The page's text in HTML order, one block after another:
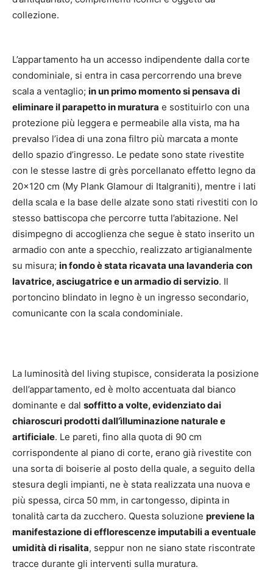
collezione.
L’appartamento ha un accesso indipendente dalla corte
condominiale, si entra in casa percorrendo una breve
scala a ventaglio; in un primo momento si pensava di
eliminare il parapetto in muratura e sostituirlo con una
protezione più leggera e permeabile alla vista, ma ha
prevalso l’idea di una zona filtro più marcata a monte
dello spazio d’ingresso. Le pedate sono state rivestite
con le stesse lastre di grès porcellanato effetto legno da
20×120 cm (My Plank Glamour di Italgraniti), mentre i lati
della scala e la base delle alzate sono stati rivestiti con lo
stesso battiscopa che percorre tutta l’abitazione. Nel
disimpegno di accoglienza che segue è stato inserito un
armadio con ante a specchio, realizzato artigianalmente
su misura; in fondo è stata ricavata una lavanderia con
lavatrice, asciugatrice e un armadio di servizio. Il
portoncino blindato in legno è un ingresso secondario,
comunicante con la scala condominiale.
La luminosità del living stupisce, considerata la posizione
dell’appartamento, ed è molto accentuata dal bianco
dominante e dal soffitto a volte, evidenziato dai
chiaroscuri prodotti dall’ìlluminazione naturale e
artificiale. Le pareti, fino alla quota di 90 cm
corrispondente al piano di corte, erano già rivestite con
una sorta di boiserie al posto della quale, a seguito della
stesura degli impianti, ne è stata realizzata una nuova e
più spessa, circa 50 mm, in cartongesso, dipinta in
tonalità carta da zucchero. Questa soluzione previene la
manifestazione di efflorescenze imputabili a eventuale
umidità di risalita, seppur non ne siano state riscontrate
tracce durante gli interventi sulla muratura.